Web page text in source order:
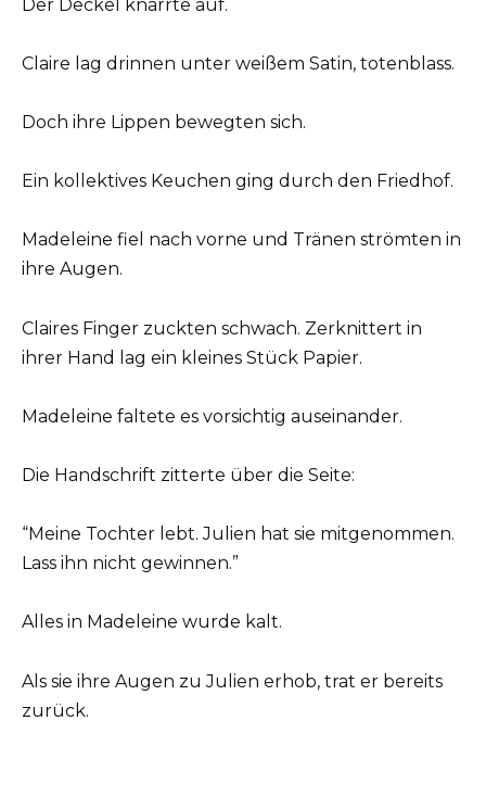
Der Deckel knarrte auf.
Claire lag drinnen unter weißem Satin, totenblass.
Doch ihre Lippen bewegten sich.
Ein kollektives Keuchen ging durch den Friedhof.
Madeleine fiel nach vorne und Tränen strömten in
ihre Augen.
Claires Finger zuckten schwach. Zerknittert in
ihrer Hand lag ein kleines Stück Papier.
Madeleine faltete es vorsichtig auseinander.
Die Handschrift zitterte über die Seite:
“Meine Tochter lebt. Julien hat sie mitgenommen.
Lass ihn nicht gewinnen.”
Alles in Madeleine wurde kalt.
Als sie ihre Augen zu Julien erhob, trat er bereits
zurück.